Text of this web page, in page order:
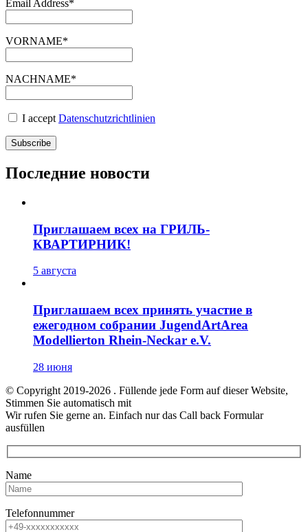
Email Address*
VORNAME*
NACHNAME*
I accept Datenschutzrichtlinien
Последние новости
Приглашаем всех на ГРИЛЬ-
КВАРТИРНИК!
5 августа
Приглашаем всех принять участие в
ежегодном собрании JugendArtArea
Modellierton Rhein-Neckar e.V.
28 июня
© Copyright 2019-2026 . Füllende jede Form auf dieser Website,
Stimmen Sie automatisch mit
Wir rufen Sie gerne an. Einfach nur das Call back Formular
ausfüllen
Name
Telefonnummer